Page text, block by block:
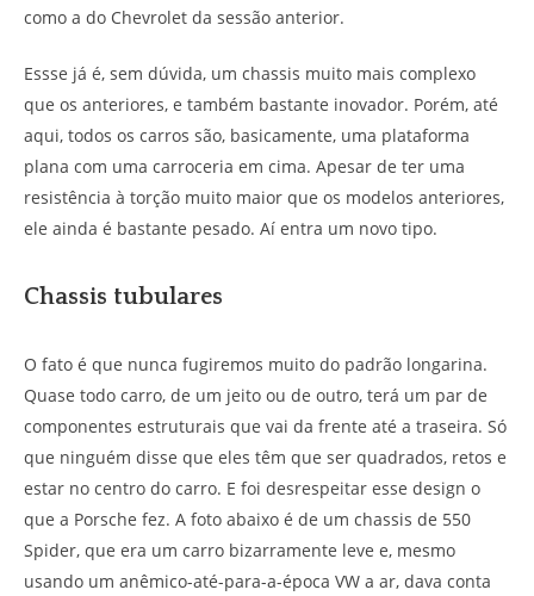
como a do Chevrolet da sessão anterior.
Essse já é, sem dúvida, um chassis muito mais complexo
que os anteriores, e também bastante inovador. Porém, até
aqui, todos os carros são, basicamente, uma plataforma
plana com uma carroceria em cima. Apesar de ter uma
resistência à torção muito maior que os modelos anteriores,
ele ainda é bastante pesado. Aí entra um novo tipo.
Chassis tubulares
O fato é que nunca fugiremos muito do padrão longarina.
Quase todo carro, de um jeito ou de outro, terá um par de
componentes estruturais que vai da frente até a traseira. Só
que ninguém disse que eles têm que ser quadrados, retos e
estar no centro do carro. E foi desrespeitar esse design o
que a Porsche fez. A foto abaixo é de um chassis de 550
Spider, que era um carro bizarramente leve e, mesmo
usando um anêmico-até-para-a-época VW a ar, dava conta